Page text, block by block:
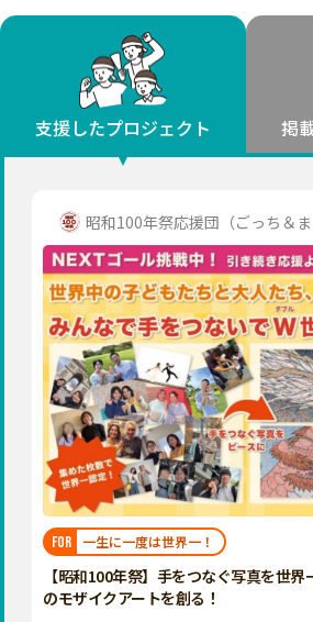
フ
地域からさがす 北海
関東
北海道 青森 岩手 宮城
福島
茨城 栃木 群馬
東京
神奈川
新潟 富山 石川 福井
長野
岐阜 静岡 愛知
近畿
三重 滋賀 京都 大阪
奈良
和歌山
中国
鳥取 島根 岡山 広島
徳島 香川 愛媛 高知
九州・沖縄
福岡 佐賀 長崎
宮崎
鹿児島 沖縄
支援したプロジェクト 掲
昭和100年祭応援団（ごっち＆ま
FOR 一生に一度は世界一！
【昭和100年祭】手をつなぐ写真を世
のモザイクアートを創る！